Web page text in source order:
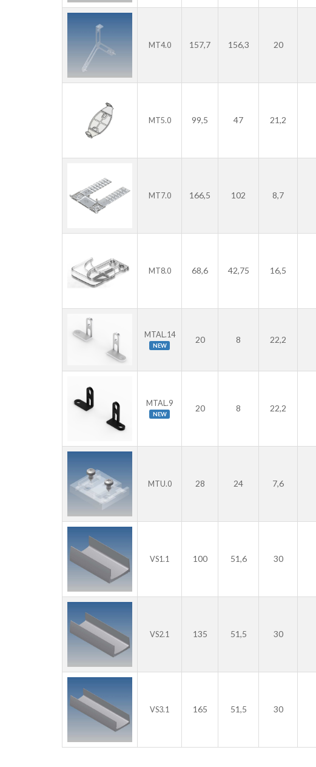
MT4.0 157,7 156,3 20
MT5.0 99,5 47 21,2
MT7.0 166,5 102 8,7
MT8.0 68,6 42,75 16,5
MTAL.14
NEW
20 8 22,2
MTAL.9
NEW
20 8 22,2
MTU.0 28 24 7,6
VS1.1 100 51,6 30
VS2.1 135 51,5 30
VS3.1 165 51,5 30